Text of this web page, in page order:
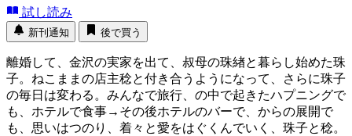
試し読み
新刊通知 後で買う
離婚して、金沢の実家を出て、叔母の珠緖と暮らし始めた珠
子。ねこままの店主稔と付き合うようになって、さらに珠子
の毎日は変わる。みんなで旅行、の中で起きたハプニングで
も、ホテルで食事→その後ホテルのバーで、からの展開で
も、思いはつのり、着々と愛をはぐくんでいく、珠子と稔。